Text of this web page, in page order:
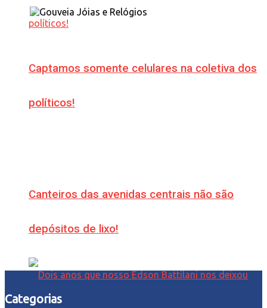
Captamos somente celulares na coletiva dos
políticos!
Canteiros das avenidas centrais não são
depósitos de lixo!
Categorias